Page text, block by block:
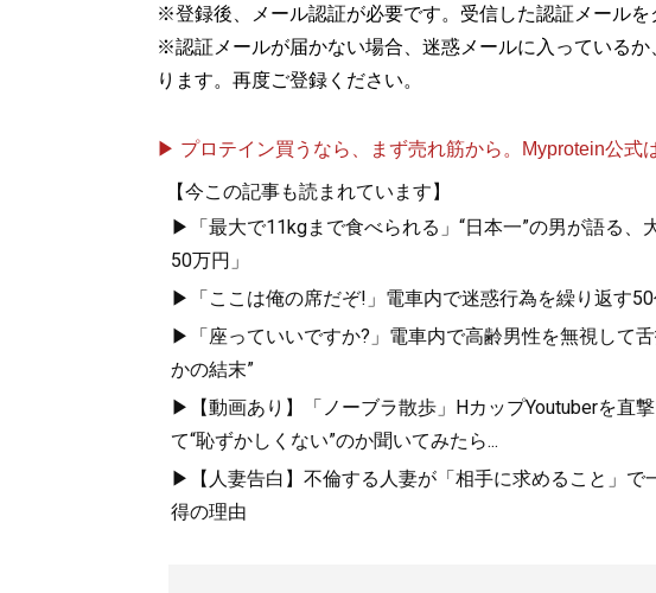
『 お得生活！ お金がなくても
記事一覧へ
※登録後、メール認証が必要です。受信した認証メールを
※認証メールが届かない場合、迷惑メールに入っている
ります。再度ご登録ください。
▶ プロテイン買うなら、まず売れ筋から。Myprotein公式
【今この記事も読まれています】
▶「最大で11kgまで食べられる」“日本一”の男が語る、
50万円」
▶「ここは俺の席だぞ!」電車内で迷惑行為を繰り返す
▶「座っていいですか?」電車内で高齢男性を無視して
かの結末”
▶【動画あり】「ノーブラ散歩」HカップYoutuberを直
て“恥ずかしくない”のか聞いてみたら...
▶【人妻告白】不倫する人妻が「相手に求めること」で
得の理由